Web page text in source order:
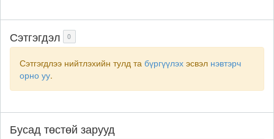
Сэтгэгдэл 0
Сэтгэгдлээ нийтлэхийн тулд та бүргүүлэх эсвэл нэвтэрч
орно уу.
Бусад төстөй зарууд